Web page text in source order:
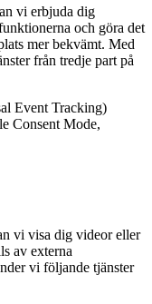
vi erbjuda dig
och göra det
mer bekvämt. Med
från tredje part på
Event Tracking)
Consent Mode,
vi visa dig videor eller
av externa
vi följande tjänster